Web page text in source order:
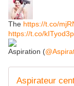
The https://t.co/
https://t.co/
Aspiration (
Aspirateur